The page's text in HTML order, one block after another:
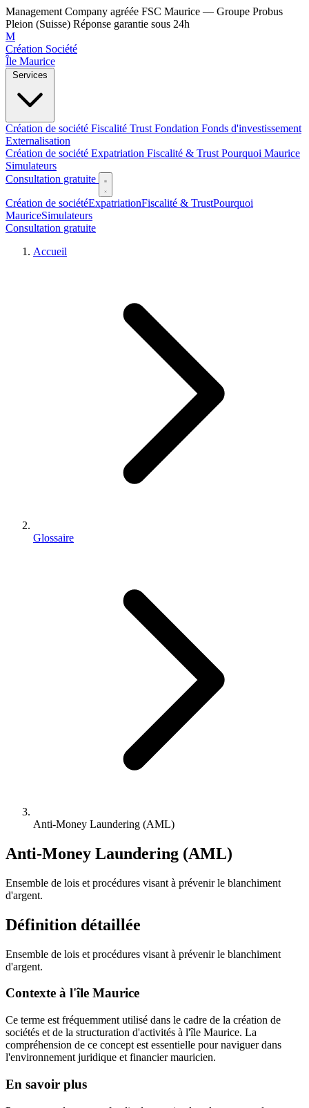
Management Company agréée FSC Maurice — Groupe Probus
Pleion (Suisse) Réponse garantie sous 24h
M
Création Société
Île Maurice
Création de société Fiscalité Trust Fondation Fonds d'investissement
Externalisation
Création de société Expatriation Fiscalité & Trust Pourquoi Maurice
Simulateurs
Consultation gratuite
Création de sociétéExpatriationFiscalité & TrustPourquoi
MauriceSimulateurs
Consultation gratuite
Accueil
Glossaire
Anti-Money Laundering (AML)
Anti-Money Laundering (AML)
Ensemble de lois et procédures visant à prévenir le blanchiment
d'argent.
Définition détaillée
Ensemble de lois et procédures visant à prévenir le blanchiment
d'argent.
Contexte à l'île Maurice
Ce terme est fréquemment utilisé dans le cadre de la création de
sociétés et de la structuration d'activités à l'île Maurice. La
compréhension de ce concept est essentielle pour naviguer dans
l'environnement juridique et financier mauricien.
En savoir plus